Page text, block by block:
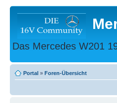
Das Mercedes W201
Portal » Foren-Übersicht